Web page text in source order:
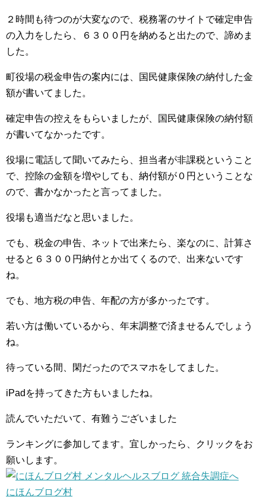
２時間も待つのが大変なので、税務署のサイトで確定申告
の入力をしたら、６３００円を納めると出たので、諦めま
した。
町役場の税金申告の案内には、国民健康保険の納付した金
額が書いてました。
確定申告の控えをもらいましたが、国民健康保険の納付額
が書いてなかったです。
役場に電話して聞いてみたら、担当者が非課税ということ
で、控除の金額を増やしても、納付額が０円ということな
ので、書かなかったと言ってました。
役場も適当だなと思いました。
でも、税金の申告、ネットで出来たら、楽なのに、計算さ
せると６３００円納付とか出てくるので、出来ないです
ね。
でも、地方税の申告、年配の方が多かったです。
若い方は働いているから、年末調整で済ませるんでしょう
ね。
待っている間、閑だったのでスマホをしてました。
iPadを持ってきた方もいましたね。
読んでいただいて、有難うございました
ランキングに参加してます。宜しかったら、クリックをお
願いします。
にほんブログ村